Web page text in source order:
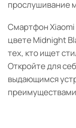
прослушивание
Смартфон Xiaomi
цвете Midnight
тех, кто ищет
Откройте для
выдающимся